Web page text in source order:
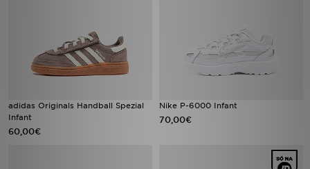
adidas Originals Handball Spezial
Infant
60,00€
Nike P-6000 Infant
70,00€